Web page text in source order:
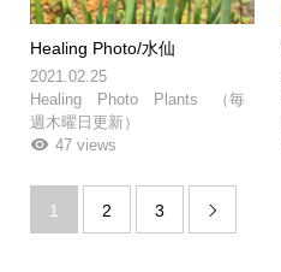
Healing Photo/水仙
2021.02.25
Healing Photo Plants （毎
週木曜日更新）
47 views
1 2 3 